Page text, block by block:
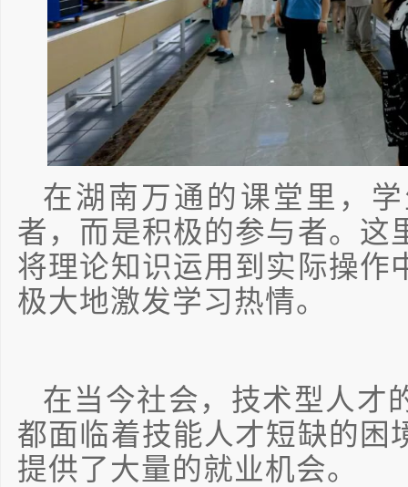
在湖南万通的课堂里，
者，而是积极的参与者。这
将理论知识运用到实际操作
极大地激发学习热情。
在当今社会，技术型人才
都面临着技能人才短缺的困
提供了大量的就业机会。